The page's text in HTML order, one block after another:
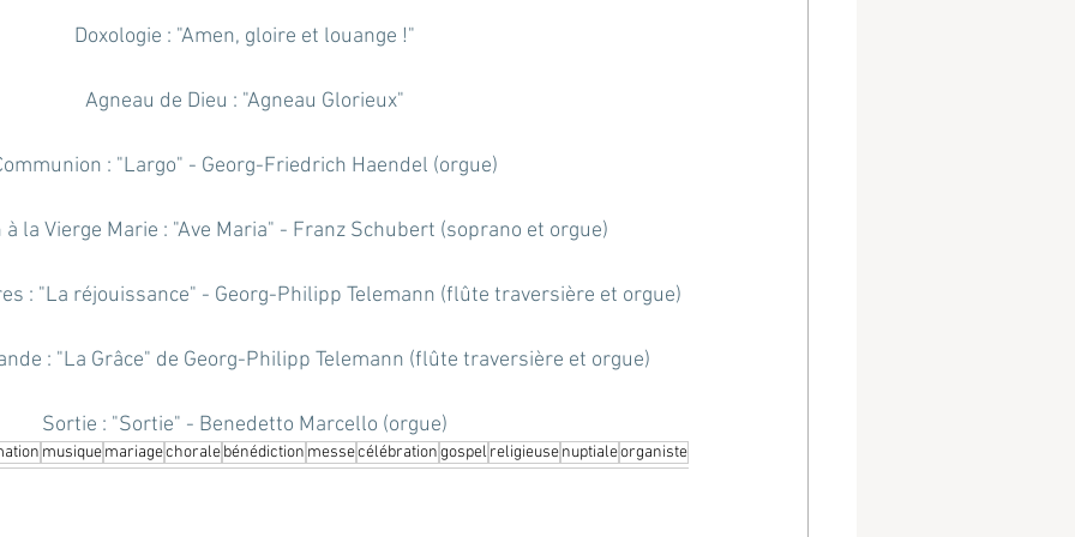
Doxologie : "Amen, gloire et louange !"
Agneau de Dieu : "Agneau Glorieux"
: "Largo" - Georg-Friedrich Haendel (orgue)
la Vierge Marie : "Ave Maria" - Franz Schubert (soprano et orgue)
: "La réjouissance" - Georg-Philipp Telemann (flûte traversière et orgue)
: "La Grâce" de Georg-Philipp Telemann (flûte traversière et orgue)
Sortie : "Sortie" - Benedetto Marcello (orgue)
musiquemariagechoralebénédiction messecélébrationgospel religieusenuptialeorganiste